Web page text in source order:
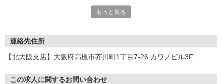
もっと見る
連絡先住所
【北大阪支店】大阪府高槻市芥川町1丁目7-26 カワノビル3F
この求人に関するお問い合わせ